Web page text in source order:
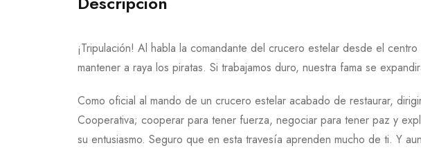
¡Tripulación! Al habla la comandante del crucero estelar desde el
mantener a raya los piratas. Si trabajamos duro, nuestra fama se
Como oficial al mando de un crucero estelar acabado de restaurar,
Cooperativa; cooperar para tener fuerza, negociar para tener paz y
su entusiasmo. Seguro que en esta travesía aprenden mucho de ti. Y